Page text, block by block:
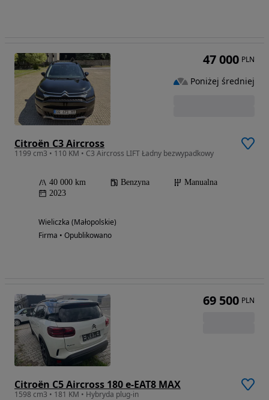
Citroën C3 Aircross
1199 cm3 • 110 KM • C3 Aircross LIFT Ładny bezwypadkowy
40 000 km Benzyna
Manualna
2023
Wieliczka (Małopolskie)
Firma • Opublikowano
47 000 PLN
Poniżej średniej
Citroën C5 Aircross 180 e-EAT8 MAX
1598 cm3 • 181 KM • Hybryda plug-in
69 500 PLN